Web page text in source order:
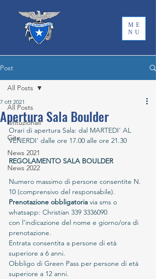
ME
NU
Post
All Posts
Istituzionali
Gite
News 2021
News 2022
All Posts
Apertura Sala Boulder
7 ott 2021
Orari di apertura Sala: dal MARTEDI' AL
VENERDI' dalle ore 17.00 alle ore 21.30
REGOLAMENTO SALA BOULDER
Numero massimo di persone consentite N.
10 (comprensivo del responsabile).
Prenotazione obbligatoria via sms o
whatsapp: Christian 339 3336090
con l’indicazione del nome e giorno/ora di
prenotazione.
Entrata consentita a persone di età
superiore a 6 anni.
Obbligo di Green Pass per persone di età
superiore a 12 anni.